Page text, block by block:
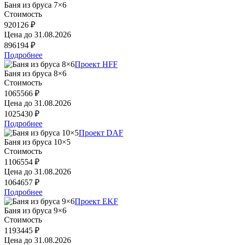
Баня из бруса 7×6
Стоимость
920126 ₽
Цена до 31.08.2026
896194 ₽
Подробнее
Проект HFF
Баня из бруса 8×6
Стоимость
1065566 ₽
Цена до 31.08.2026
1025430 ₽
Подробнее
Проект DAF
Баня из бруса 10×5
Стоимость
1106554 ₽
Цена до 31.08.2026
1064657 ₽
Подробнее
Проект EKF
Баня из бруса 9×6
Стоимость
1193445 ₽
Цена до 31.08.2026